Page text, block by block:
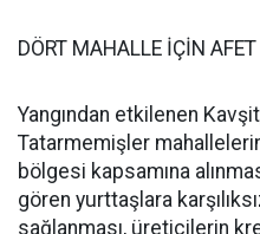
DÖRT MAHALLE İÇİN
Yangından etkilenen
Tatarmemişler
bölgesi kapsamına
gören yurttaşlara
sağlanması, üreticilerin